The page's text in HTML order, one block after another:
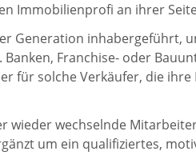
Immobilienprofi an ihrer
Generation inhabergeführt,
Franchise- oder
für solche Verkäufer, die ihre
wieder wechselnde
um ein qualifiziertes,